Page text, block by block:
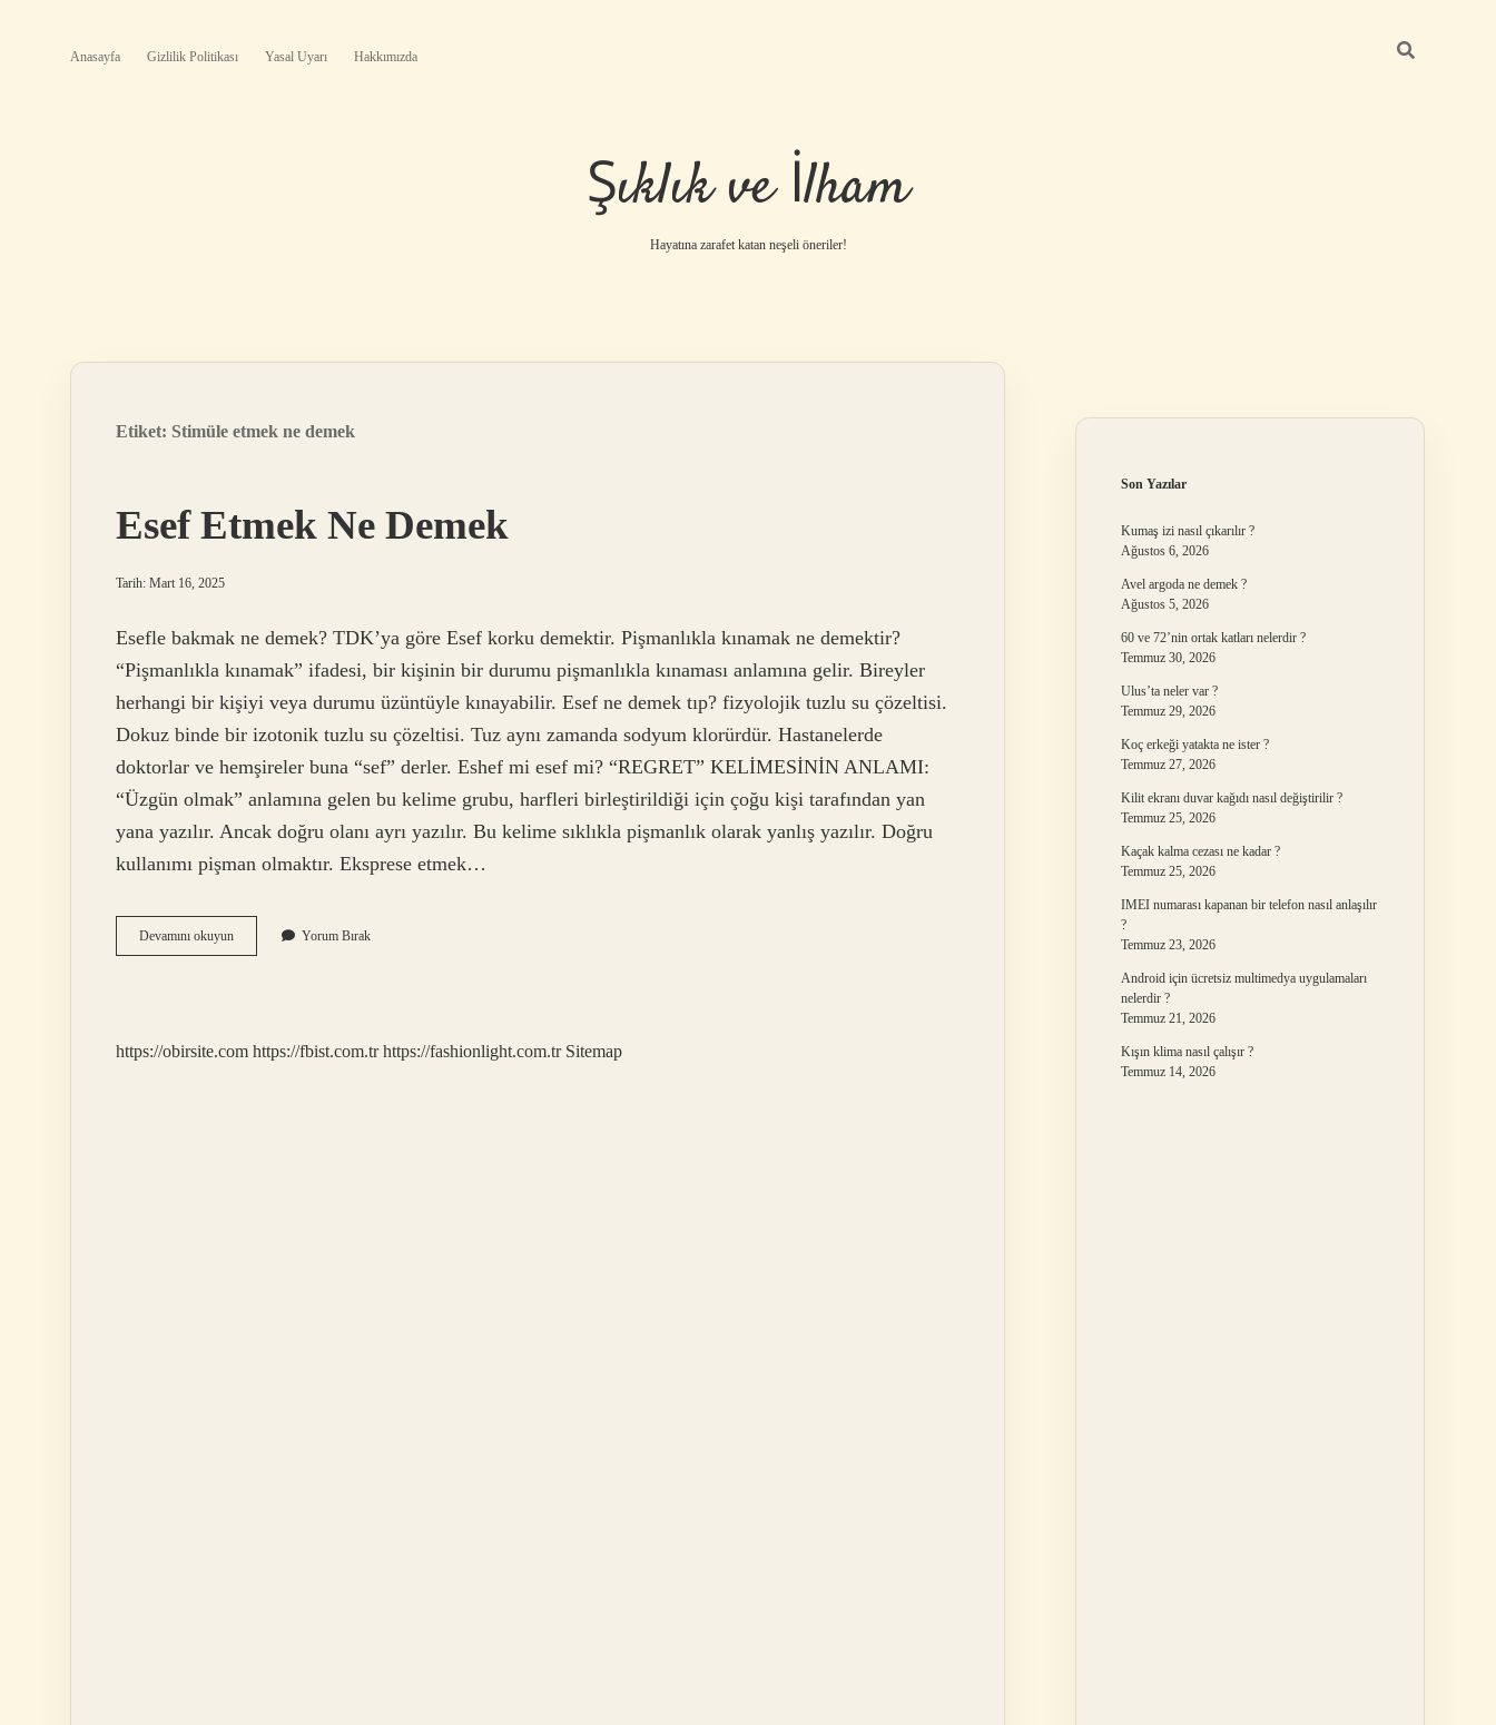
Anasayfa Gizlilik Politikası Yasal Uyarı Hakkımızda
Şıklık ve İlham
Hayatına zarafet katan neşeli öneriler!
Etiket: Stimüle etmek ne demek
Esef Etmek Ne Demek
Tarih: Mart 16, 2025
Esefle bakmak ne demek? TDK’ya göre Esef korku demektir. Pişmanlıkla kınamak ne demektir?
“Pişmanlıkla kınamak” ifadesi, bir kişinin bir durumu pişmanlıkla kınaması anlamına gelir. Bireyler
herhangi bir kişiyi veya durumu üzüntüyle kınayabilir. Esef ne demek tıp? fizyolojik tuzlu su çözeltisi.
Dokuz binde bir izotonik tuzlu su çözeltisi. Tuz aynı zamanda sodyum klorürdür. Hastanelerde
doktorlar ve hemşireler buna “sef” derler. Eshef mi esef mi? “REGRET” KELİMESİNİN ANLAMI:
“Üzgün ​​olmak” anlamına gelen bu kelime grubu, harfleri birleştirildiği için çoğu kişi tarafından yan
yana yazılır. Ancak doğru olanı ayrı yazılır. Bu kelime sıklıkla pişmanlık olarak yanlış yazılır. Doğru
kullanımı pişman olmaktır. Eksprese etmek…
Devamını okuyunEsef
Etmek
Yorum Bırak
https://obirsite.com https://fbist.com.tr https://fashionlight.com.tr Sitemap
Son Yazılar
Kumaş izi nasıl çıkarılır ?
Ağustos 6, 2026
Avel argoda ne demek ?
Ağustos 5, 2026
60 ve 72’nin ortak katları nelerdir ?
Temmuz 30, 2026
Ulus’ta neler var ?
Temmuz 29, 2026
Koç erkeği yatakta ne ister ?
Temmuz 27, 2026
Kilit ekranı duvar kağıdı nasıl değiştirilir ?
Temmuz 25, 2026
Kaçak kalma cezası ne kadar ?
Temmuz 25, 2026
IMEI numarası kapanan bir telefon nasıl anlaşılır
?
Temmuz 23, 2026
Android için ücretsiz multimedya uygulamaları
nelerdir ?
Temmuz 21, 2026
Kışın klima nasıl çalışır ?
Temmuz 14, 2026